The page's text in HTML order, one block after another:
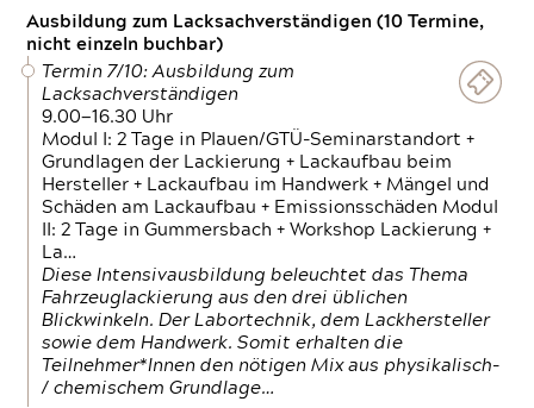
Ausbildung zum Lacksachverständigen (10 Termine,
nicht einzeln buchbar)
Termin 7/10: Ausbildung zum
Lacksachverständigen
9.00—16.30 Uhr
Modul I: 2 Tage in Plauen/GTÜ-Seminarstandort +
Grundlagen der Lackierung + Lackaufbau beim
Hersteller + Lackaufbau im Handwerk + Mängel und
Schäden am Lackaufbau + Emissionsschäden Modul
II: 2 Tage in Gummersbach + Workshop Lackierung +
La…
Diese Intensivausbildung beleuchtet das Thema
Fahrzeuglackierung aus den drei üblichen
Blickwinkeln. Der Labortechnik, dem Lackhersteller
sowie dem Handwerk. Somit erhalten die
Teilnehmer*Innen den nötigen Mix aus physikalisch-
/ chemischem Grundlage…